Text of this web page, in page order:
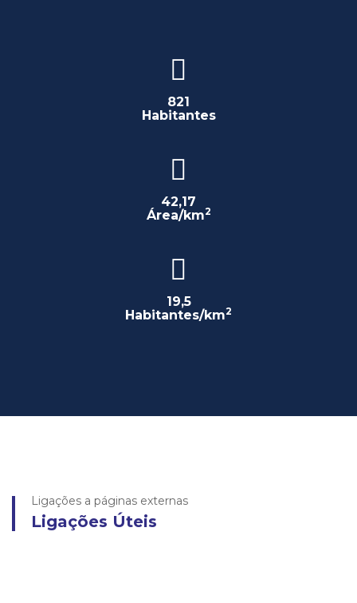
821
Habitantes
42,17
Área/km2
19,5
Habitantes/km2
Ligações a páginas externas
Ligações Úteis